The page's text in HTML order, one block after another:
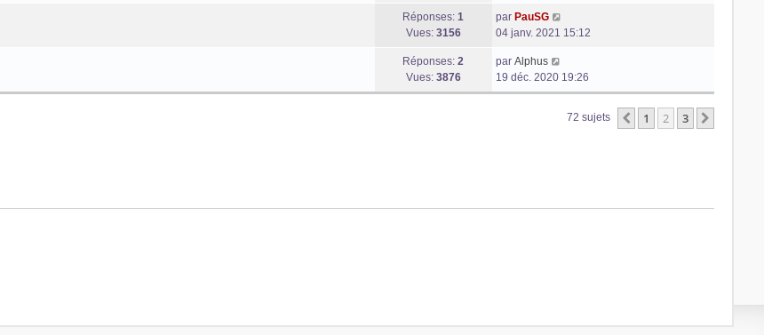
Réponses:1
Vues: 3156
par PauSG
04 janv. 2021 15:12
Réponses:2
Vues: 3876
par Alphus
19 déc. 2020 19:26
72 sujets Précédente
1 2 3